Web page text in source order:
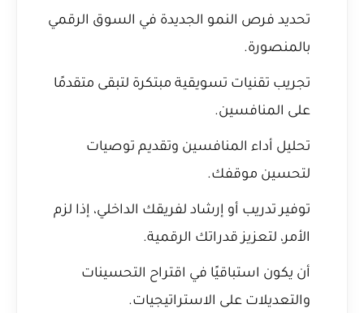
تحديد فرص النمو الجديدة في السوق الرقمي
بالمنصورة.
تجريب تقنيات تسويقية مبتكرة لتبقى متقدمًا
على المنافسين.
تحليل أداء المنافسين وتقديم توصيات
لتحسين موقفك.
توفير تدريب أو إرشاد لفريقك الداخلي، إذا لزم
الأمر، لتعزيز قدراتك الرقمية.
أن يكون استباقيًا في اقتراح التحسينات
والتعديلات على الاستراتيجيات.